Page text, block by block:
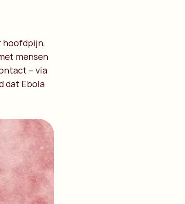
hoofdpijn,
mensen
– via
dat Ebola